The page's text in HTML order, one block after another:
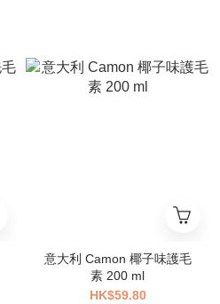
意大利 Camon 椰子味護毛
素 200 ml
HK$59.80